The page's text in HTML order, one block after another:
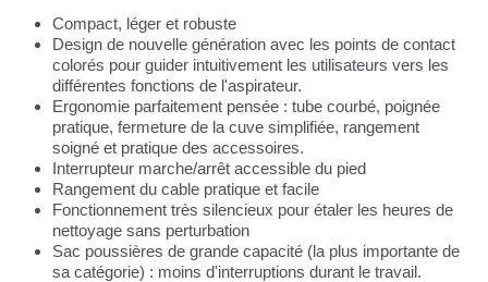
Compact, léger et robuste
Design de nouvelle génération avec les points de contact
colorés pour guider intuitivement les utilisateurs vers les
différentes fonctions de l'aspirateur.
Ergonomie parfaitement pensée : tube courbé, poignée
pratique, fermeture de la cuve simplifiée, rangement
soigné et pratique des accessoires.
Interrupteur marche/arrêt accessible du pied
Rangement du cable pratique et facile
Fonctionnement très silencieux pour étaler les heures de
nettoyage sans perturbation
Sac poussières de grande capacité (la plus importante de
sa catégorie) : moins d'interruptions durant le travail.